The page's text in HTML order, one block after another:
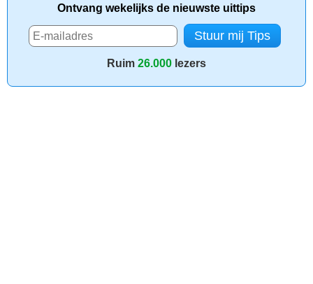
Ontvang wekelijks de nieuwste uittips
Ruim 26.000 lezers